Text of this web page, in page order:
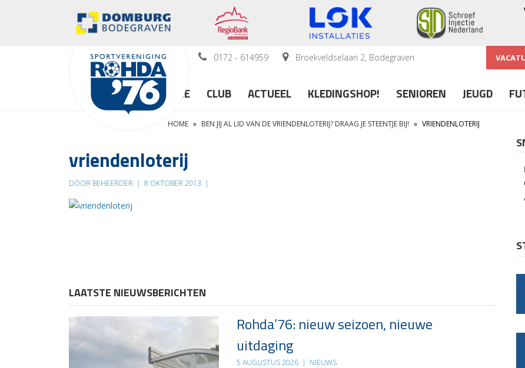
0172 - 614959 Broekveldselaan 2, Bodegraven
HOME CLUB ACTUEEL KLEDINGSHOP! SENIOREN JEUGD
HOME » BEN JIJ AL LID VAN DE VRIENDENLOTERIJ? DRAAG JE STEENTJE BIJ! » VRIENDENLOTERIJ
vriendenloterij
DOOR BEHEERDER | 8 OKTOBER 2013 |
LAATSTE NIEUWSBERICHTEN
Rohda’76: nieuw seizoen, nieuwe
uitdaging
5 AUGUSTUS 2026 | NIEUWS